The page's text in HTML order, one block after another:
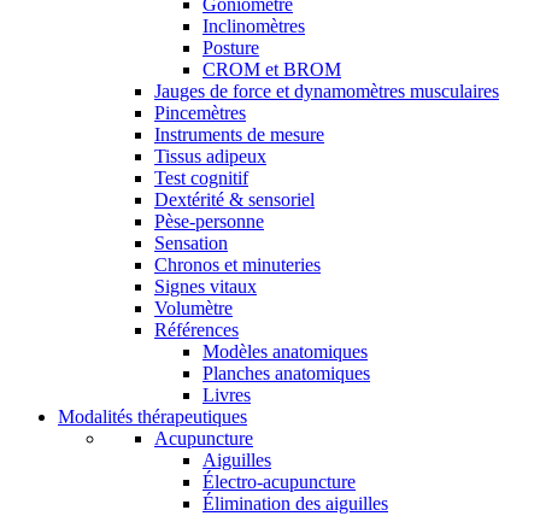
Goniomètre
Inclinomètres
Posture
CROM et BROM
Jauges de force et dynamomètres musculaires
Pincemètres
Instruments de mesure
Tissus adipeux
Test cognitif
Dextérité & sensoriel
Pèse-personne
Sensation
Chronos et minuteries
Signes vitaux
Volumètre
Références
Modèles anatomiques
Planches anatomiques
Livres
Modalités thérapeutiques
Acupuncture
Aiguilles
Électro-acupuncture
Élimination des aiguilles